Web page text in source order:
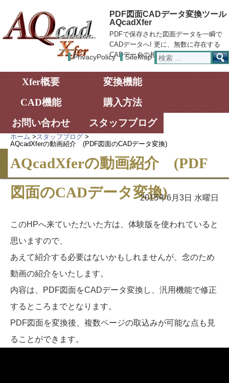
PDF図面CADデータ変換ツール
AQcadXfer
PDFで保存された図面データを一瞬で
CADデータへ! 更に、無数に存在する
CADデータの相互交換が可能!!
PrivacyPolicy SiteMap
検
索:
Xfer概要
変換機能
CAD機能
購入方法
お問い合わせ
スタッフブログ
ホーム >スタッフブログ >
AQcadXferの動画紹介 (PDF図面のCADデータ変換)
AQcadXferの動画紹介 (PDF
図面のCADデータ変換)2015年6月3日 水曜日
このHPへ来ていただいた方は、体験版を使われていると
思いますので、
あえて紹介する必要はないかもしれませんが、念のため
動画の紹介をいたします。
内容は、PDF図面をCADデータ変換し、汎用機能で修正
するところまでとなります。
PDF図面を変換後、複数ページの取込みが可能な点も見
ることができます。